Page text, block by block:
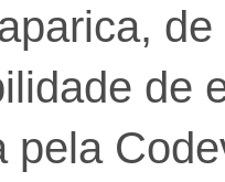
de
de
pela